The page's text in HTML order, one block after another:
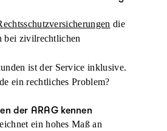
die
bei zivilrechtlichen
ist der Service inklusive.
ein rechtliches Problem?
der ARAG kennen
ein hohes Maß an